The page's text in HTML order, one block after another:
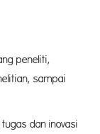
peneliti,
sampai
dan inovasi